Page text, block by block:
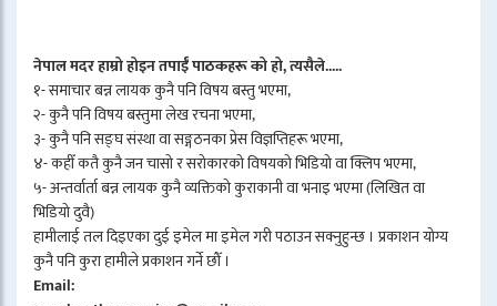
नेपाल मदर हाम्रो होइन तपाईँ पाठकहरू को हो, त्यसैले.....
१- समाचार बन्न लायक कुनै पनि विषय बस्तु भएमा,
२- कुनै पनि विषय बस्तुमा लेख रचना भएमा,
३- कुनै पनि सङ्घ संस्था वा सङ्गठनका प्रेस विज्ञप्तिहरू भएमा,
४- कहीँ कतै कुनै जन चासो र सरोकारको विषयको भिडियो वा क्लिप भएमा,
५- अन्तर्वार्ता बन्न लायक कुनै व्यक्तिको कुराकानी वा भनाइ भएमा (लिखित वा
भिडियो दुवै)
हामीलाई तल दिइएका दुई इमेल मा इमेल गरी पठाउन सक्नुहुन्छ । प्रकाशन योग्य
कुनै पनि कुरा हामीले प्रकाशन गर्ने छौँ ।
Email: